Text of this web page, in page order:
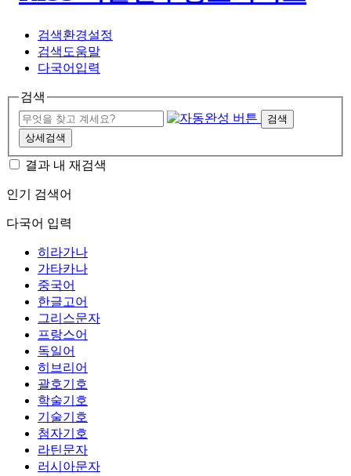
검색환경설정
검색도움말
다국어입력
검색
검색
상세검색
결과 내 재검색
인기 검색어
다국어 입력
히라가나
가타카나
중국어
한글고어
그리스문자
프랑스어
독일어
히브리어
괄호기호
학술기호
기술기호
첨자기호
라틴문자
러시아문자